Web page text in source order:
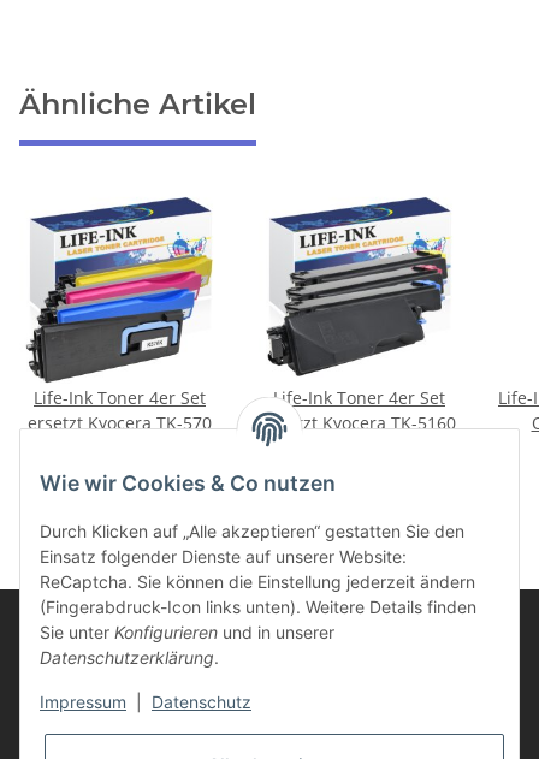
Ähnliche Artikel
Life-Ink Toner 4er Set
ersetzt Kyocera TK-570
Life-Ink Toner 4er Set
ersetzt Kyocera TK-5160
Life-
Kunden Service
Wie wir Cookies & Co nutzen
Durch Klicken auf „Alle akzeptieren“ gestatten Sie den
Einsatz folgender Dienste auf unserer Website:
ReCaptcha. Sie können die Einstellung jederzeit ändern
(Fingerabdruck-Icon links unten). Weitere Details finden
Sie unter Konfigurieren und in unserer
Datenschutzerklärung.
Impressum Datenschutz